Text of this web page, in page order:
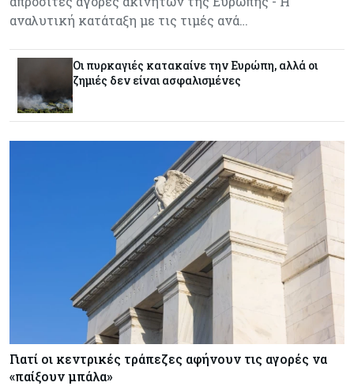
Κόσμος
τις ΗΠΑ
Χορηγία €10.000 για υποτροφίες σε φοιτητές του
ΤΕΠΑΚ
07-08-2026
Επαναλειτουργεί η οδική πρόσβαση στις αφίξεις
του αεροδρομίου Λάρνακας
Εμπορεύματα 07-08-2026
Χρυσός: Καλπάζει προς την καλύτερη εβδομάδα
από τον Ιανουάριο – Μια ανάσα από τα $4.300
Κύπρος 07-08-2026
Συντεχνία της Cyta ζητά να ανακληθεί
αναλυτική κατάταξη με τις τιμές ανά…
Οι πυρκαγιές κατακαίνε την Ευρώπη, αλλά οι
ζημιές δεν είναι ασφαλισμένες
Γιατί οι κεντρικές τράπεζες αφήνουν τις αγορές να
«παίξουν μπάλα»